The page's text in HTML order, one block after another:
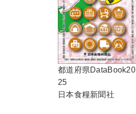
都道府県DataBook20
25
日本食糧新聞社